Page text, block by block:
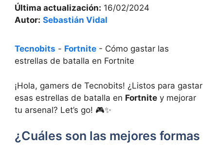
Última actualización: 16/02/2024
Autor: Sebastián Vidal
Tecnobits - Fortnite - Cómo gastar las
estrellas de batalla en Fortnite
¡Hola, gamers de ⁣Tecnobits! ¿Listos⁣ para gastar
esas ​estrellas⁢ de batalla en Fortnite y ⁢mejorar
tu arsenal? Let’s go! 🎮✨
¿Cuáles son las mejores formas⁢